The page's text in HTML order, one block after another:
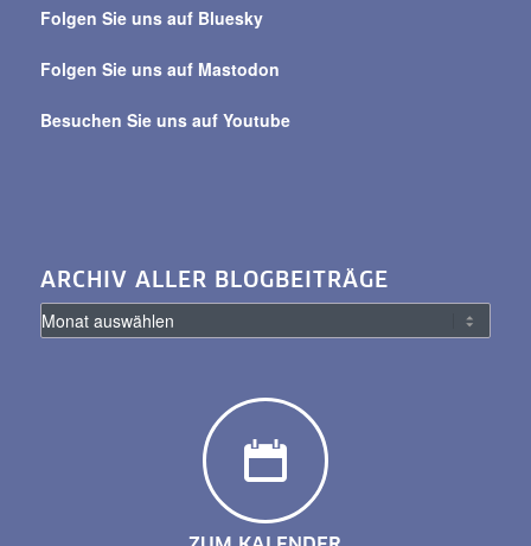
Folgen Sie uns auf Bluesky
Folgen Sie uns auf Mastodon
Besuchen Sie uns auf Youtube
ARCHIV ALLER BLOGBEITRÄGE